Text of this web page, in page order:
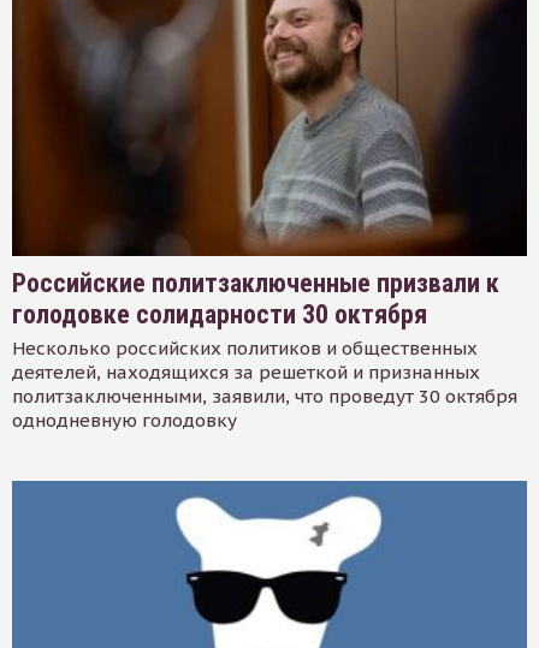
Российские политзаключенные призвали к
голодовке солидарности 30 октября
Несколько российских политиков и общественных
деятелей, находящихся за решеткой и признанных
политзаключенными, заявили, что проведут 30 октября
однодневную голодовку